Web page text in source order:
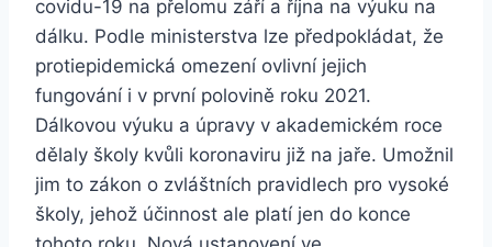
covidu-19 na přelomu září a října na výuku na
dálku. Podle ministerstva lze předpokládat, že
protiepidemická omezení ovlivní jejich
fungování i v první polovině roku 2021.
Dálkovou výuku a úpravy v akademickém roce
dělaly školy kvůli koronaviru již na jaře. Umožnil
jim to zákon o zvláštních pravidlech pro vysoké
školy, jehož účinnost ale platí jen do konce